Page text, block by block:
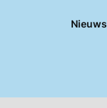
Nieuws